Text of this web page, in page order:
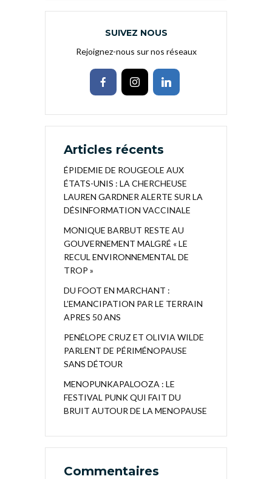
SUIVEZ NOUS
Rejoignez-nous sur nos réseaux
Articles récents
ÉPIDEMIE DE ROUGEOLE AUX
ÉTATS-UNIS : LA CHERCHEUSE
LAUREN GARDNER ALERTE SUR LA
DÉSINFORMATION VACCINALE
MONIQUE BARBUT RESTE AU
GOUVERNEMENT MALGRÉ « LE
RECUL ENVIRONNEMENTAL DE
TROP »
DU FOOT EN MARCHANT :
L’EMANCIPATION PAR LE TERRAIN
APRES 50 ANS
PENÉLOPE CRUZ ET OLIVIA WILDE
PARLENT DE PÉRIMÉNOPAUSE
SANS DÉTOUR
MENOPUNKAPALOOZA : LE
FESTIVAL PUNK QUI FAIT DU
BRUIT AUTOUR DE LA MENOPAUSE
Commentaires